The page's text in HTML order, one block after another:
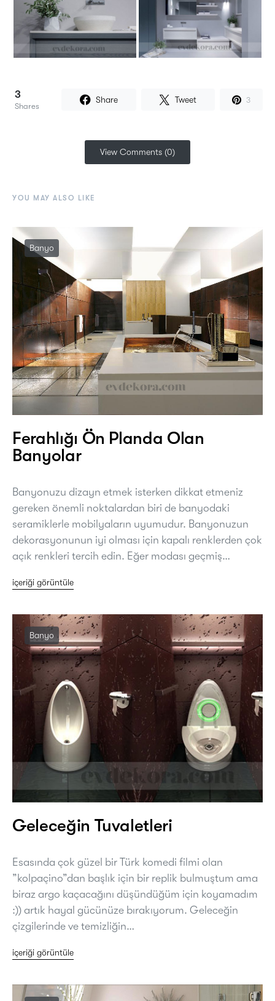
3
Shares
Share Tweet 3
View Comments (0)
YOU MAY ALSO LIKE
Banyo
Ferahlığı Ön Planda Olan
Banyolar
Banyonuzu dizayn etmek isterken dikkat etmeniz
gereken önemli noktalardan biri de banyodaki
seramiklerle mobilyaların uyumudur. Banyonuzun
dekorasyonunun iyi olması için kapalı renklerden çok
açık renkleri tercih edin. Eğer modası geçmiş…
içeriği görüntüle
Banyo
Geleceğin Tuvaletleri
Esasında çok güzel bir Türk komedi filmi olan
”kolpaçino”dan başlık için bir replik bulmuştum ama
biraz argo kaçacağını düşündüğüm için koyamadım
:)) artık hayal gücünüze bırakıyorum. Geleceğin
çizgilerinde ve temizliğin…
içeriği görüntüle